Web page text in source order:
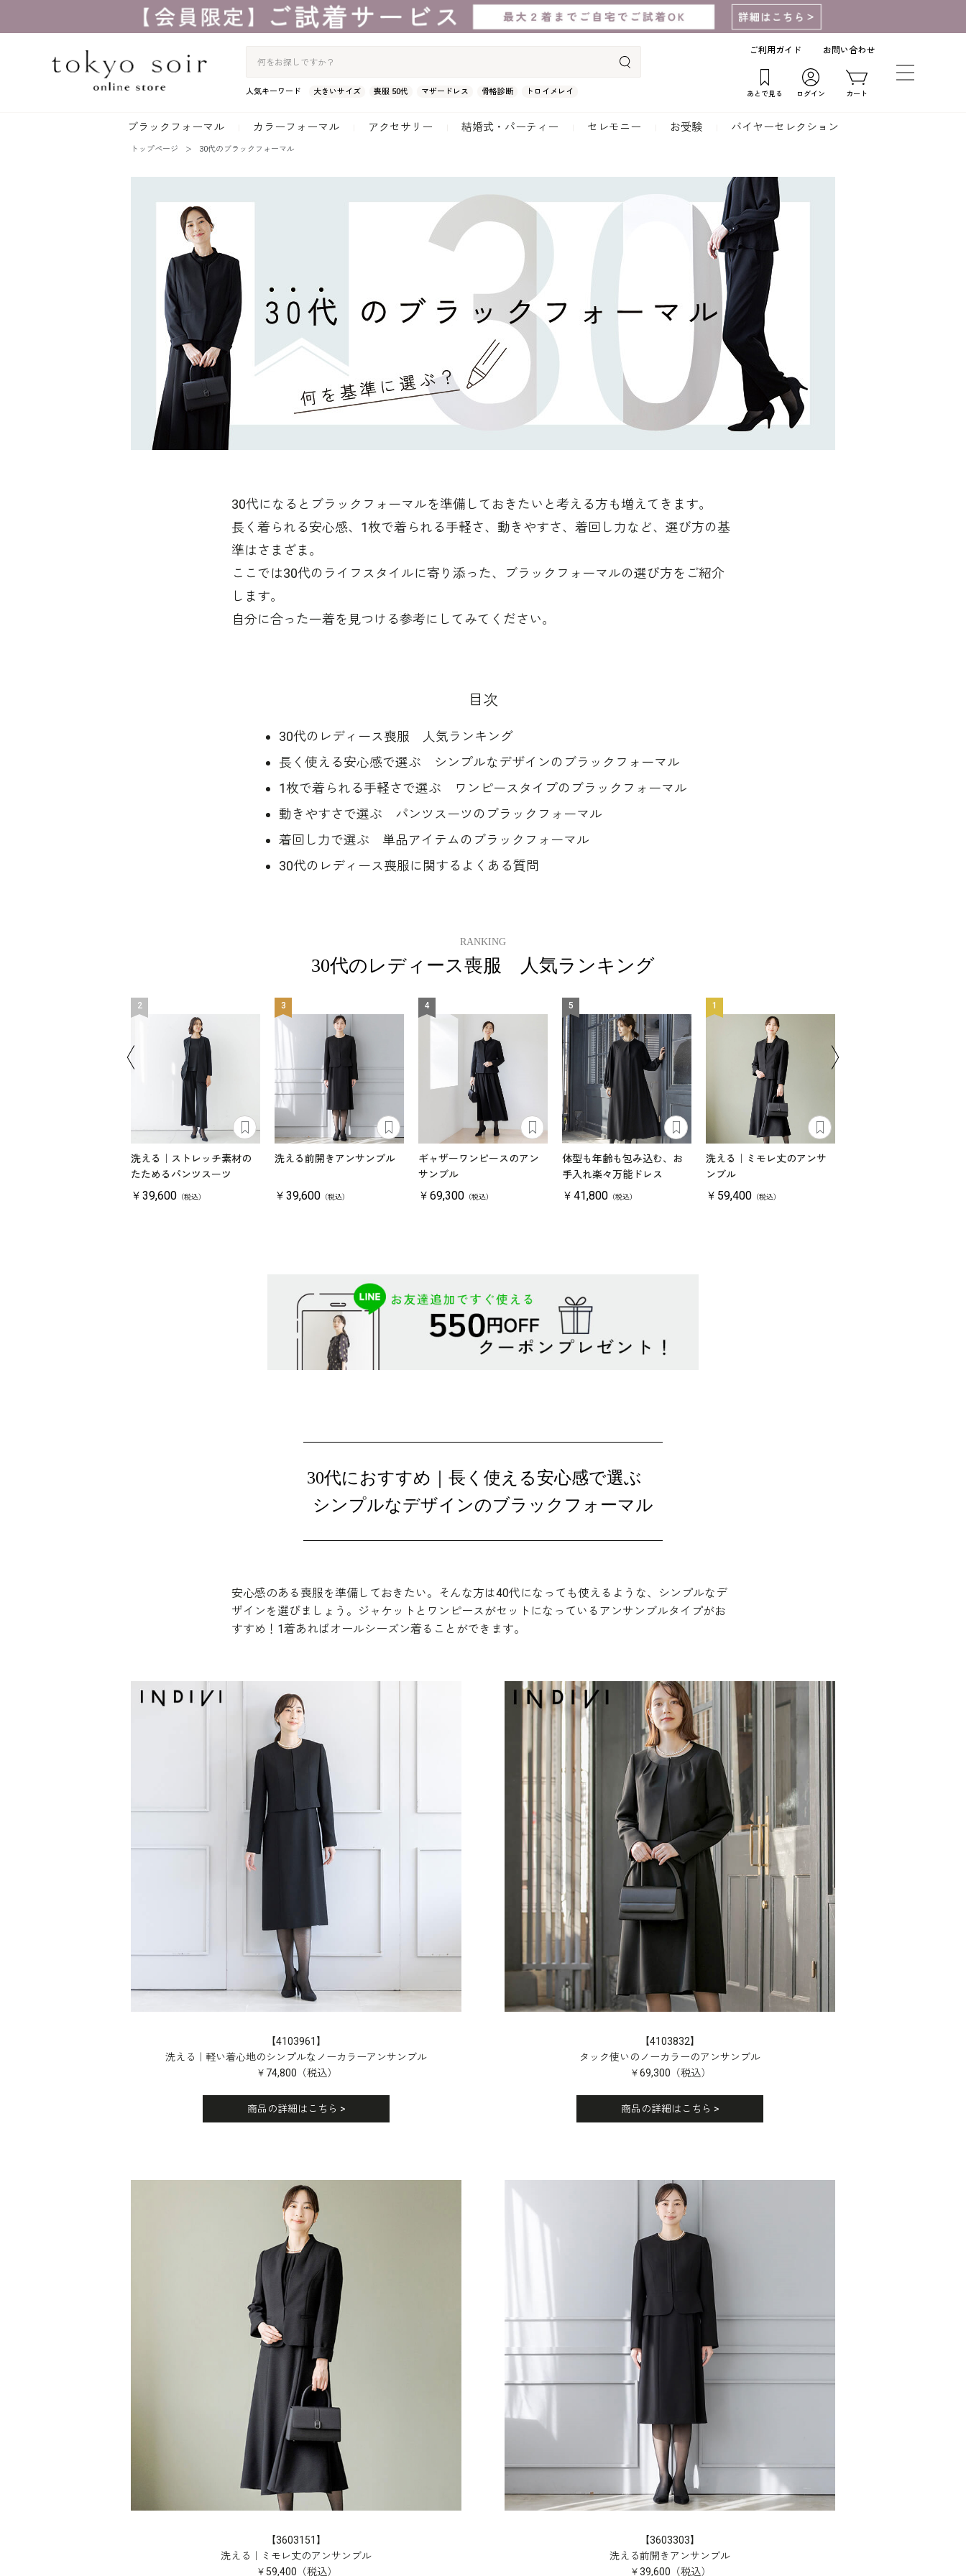
人気キーワード 大きいサイズ 喪服 50代 マザードレス 骨格診断 トロイメレイ
ご利用ガイド お問い合わせ
あとで見る ログイン カート
ブラックフォーマル カラーフォーマル アクセサリー 結婚式・パーティー セレモニー お受験 バイヤーセレクション
トップページ 30代のブラックフォーマル
30代になるとブラックフォーマルを準備しておきたいと考える方も増えてきます。
長く着られる安心感、1枚で着られる手軽さ、動きやすさ、着回し力など、選び方の基
準はさまざま。
ここでは30代のライフスタイルに寄り添った、ブラックフォーマルの選び方をご紹介
します。
自分に合った一着を見つける参考にしてみてください。
目次
30代のレディース喪服 人気ランキング
長く使える安心感で選ぶ シンプルなデザインのブラックフォーマル
1枚で着られる手軽さで選ぶ ワンピースタイプのブラックフォーマル
動きやすさで選ぶ パンツスーツのブラックフォーマル
着回し力で選ぶ 単品アイテムのブラックフォーマル
30代のレディース喪服に関するよくある質問
RANKING
30代のレディース喪服 人気ランキング
2
洗える｜ストレッチ素材の
たためるパンツスーツ
￥39,600 （税込）
3
洗える前開きアンサンブル
￥39,600 （税込）
4
ギャザーワンピースのアン
サンブル
￥69,300 （税込）
5
体型も年齢も包み込む、お
手入れ楽々万能ドレス
￥41,800 （税込）
1
洗える｜ミモレ丈のアンサ
ンブル
￥59,400 （税込）
30代におすすめ｜長く使える安心感で選ぶ
シンプルなデザインのブラックフォーマル
安心感のある喪服を準備しておきたい。そんな方は40代になっても使えるような、シンプルなデ
ザインを選びましょう。ジャケットとワンピースがセットになっているアンサンブルタイプがお
すすめ！1着あればオールシーズン着ることができます。
【4103961】
洗える｜軽い着心地のシンプルなノーカラーアンサンブル
￥74,800（税込）
商品の詳細はこちら >
【4103832】
タック使いのノーカラーのアンサンブル
￥69,300（税込）
商品の詳細はこちら >
【3603151】
洗える｜ミモレ丈のアンサンブル
￥59,400（税込）
【3603303】
洗える前開きアンサンブル
￥39,600（税込）